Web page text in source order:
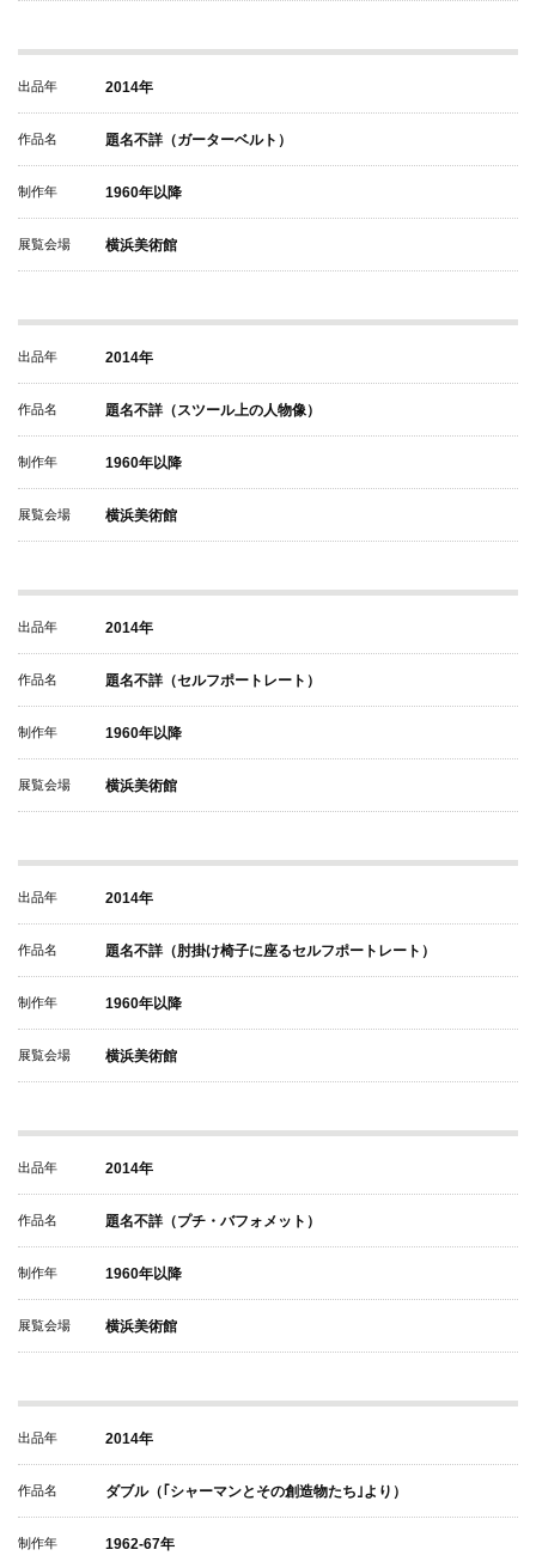
出品年 2014年
作品名 題名不詳（ガーターベルト）
制作年 1960年以降
展覧会場 横浜美術館
出品年 2014年
作品名 題名不詳（スツール上の人物像）
制作年 1960年以降
展覧会場 横浜美術館
出品年 2014年
作品名 題名不詳（セルフポートレート）
制作年 1960年以降
展覧会場 横浜美術館
出品年 2014年
作品名 題名不詳（肘掛け椅子に座るセルフポートレート）
制作年 1960年以降
展覧会場 横浜美術館
出品年 2014年
作品名 題名不詳（プチ・バフォメット）
制作年 1960年以降
展覧会場 横浜美術館
出品年 2014年
作品名 ダブル（｢シャーマンとその創造物たち｣より）
制作年 1962-67年